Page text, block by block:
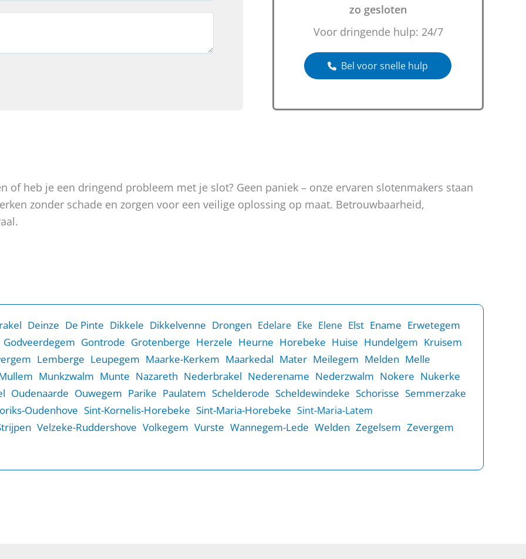
zo gesloten
Voor dringende hulp: 24/7
Bel voor snelle hulp
of heb je een dringend probleem met je slot? Geen paniek – onze ervaren slotenmakers staan
zonder schade en zorgen voor een veilige oplossing op maat. Betrouwbaarheid,
Deinze De Pinte Dikkele Dikkelvenne Drongen Edelare Eke Elene Elst Ename Erwetegem
Godveerdegem Gontrode Grotenberge Herzele Heurne Horebeke Huise Hundelgem Kruisem
Lemberge Leupegem Maarke-Kerkem Maarkedal Mater Meilegem Melden Melle
Munkzwalm Munte Nazareth Nederbrakel Nederename Nederzwalm Nokere Nukerke
Oudenaarde Ouwegem Parike Paulatem Schelderode Scheldewindeke Schorisse Semmerzake
Oudenhove Sint-Kornelis-Horebeke Sint-Maria-Horebeke Sint-Maria-Latem
Velzeke-Ruddershove Volkegem Vurste Wannegem-Lede Welden Zegelsem Zevergem